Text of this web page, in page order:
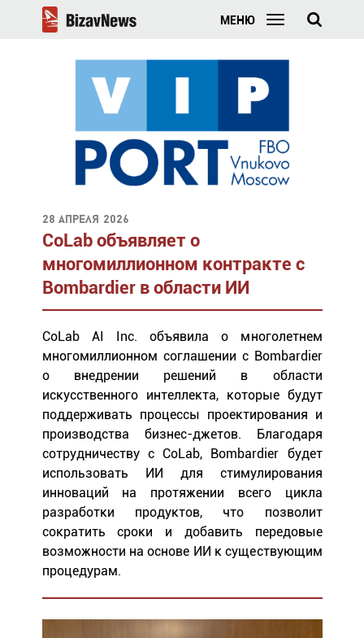
МЕНЮ
28 апреля 2026
CoLab объявляет о
многомиллионном контракте с
Bombardier в области ИИ
CoLab AI Inc. объявила о многолетнем
многомиллионном соглашении с Bombardier
о внедрении решений в области
искусственного интеллекта, которые будут
поддерживать процессы проектирования и
производства бизнес-джетов. Благодаря
сотрудничеству с CoLab, Bombardier будет
использовать ИИ для стимулирования
инноваций на протяжении всего цикла
разработки продуктов, что позволит
сократить сроки и добавить передовые
возможности на основе ИИ к существующим
процедурам.